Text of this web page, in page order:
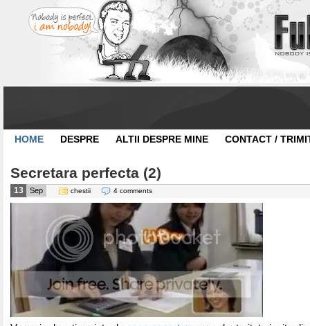
HOME DESPRE ALTII DESPRE MINE CONTACT /
Secretara perfecta (2)
13 Sep chestii 4 comments